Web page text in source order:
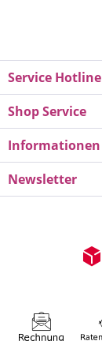
Service Hotline
Shop Service
Informationen
Newsletter